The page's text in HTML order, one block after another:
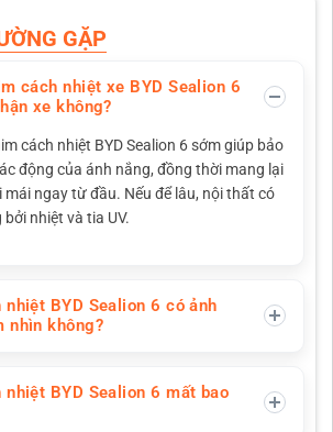
GẶP
cách nhiệt xe BYD Sealion 6
xe không?
cách nhiệt BYD Sealion 6 sớm giúp bảo
động của ánh nắng, đồng thời mang lại
ngay từ đầu. Nếu để lâu, nội thất có
nhiệt và tia UV.
nhiệt BYD Sealion 6 có ảnh
nhìn không?
nhiệt BYD Sealion 6 mất bao